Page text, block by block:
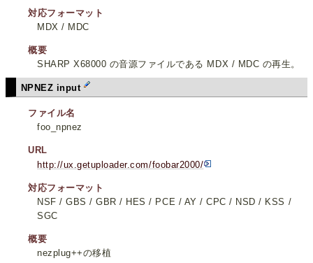
対応フォーマット
MDX / MDC
概要
SHARP X68000 の音源ファイルである MDX / MDC の再生。
NPNEZ input
ファイル名
foo_npnez
URL
http://ux.getuploader.com/foobar2000/
対応フォーマット
NSF / GBS / GBR / HES / PCE / AY / CPC / NSD / KSS /
SGC
概要
nezplug++の移植